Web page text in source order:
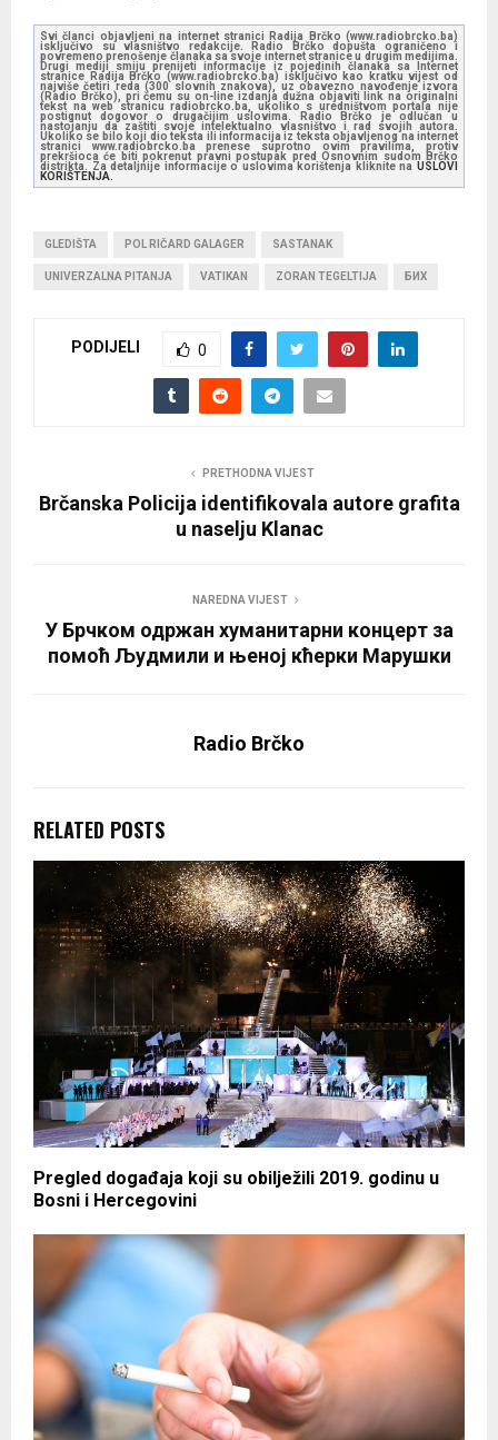
Svi članci objavljeni na internet stranici Radija Brčko (www.radiobrcko.ba)
isključivo su vlasništvo redakcije. Radio Brčko dopušta ograničeno i
povremeno prenošenje članaka sa svoje internet stranice u drugim medijima.
Drugi mediji smiju prenijeti informacije iz pojedinih članaka sa Internet
stranice Radija Brčko (www.radiobrcko.ba) isključivo kao kratku vijest od
najviše četiri reda (300 slovnih znakova), uz obavezno navođenje izvora
(Radio Brčko), pri čemu su on-line izdanja dužna objaviti link na originalni
tekst na web stranicu radiobrcko.ba, ukoliko s uredništvom portala nije
postignut dogovor o drugačijim uslovima. Radio Brčko je odlučan u
nastojanju da zaštiti svoje intelektualno vlasništvo i rad svojih autora.
Ukoliko se bilo koji dio teksta ili informacija iz teksta objavljenog na internet
stranici www.radiobrcko.ba prenese suprotno ovim pravilima, protiv
prekršioca će biti pokrenut pravni postupak pred Osnovnim sudom Brčko
distrikta. Za detaljnije informacije o uslovima korištenja kliknite na USLOVI
KORIŠTENJA.
GLEDIŠTA POL RIČARD GALAGER SASTANAK
UNIVERZALNA PITANJA VATIKAN ZORAN TEGELTIJA БИХ
PODIJELI 0
PRETHODNA VIJEST
Brčanska Policija identifikovala autore grafita
u naselju Klanac
NAREDNA VIJEST
У Брчком одржан хуманитарни концерт за
помоћ Људмили и њеној кћерки Марушки
Radio Brčko
RELATED POSTS
Pregled događaja koji su obilježili 2019. godinu u
Bosni i Hercegovini